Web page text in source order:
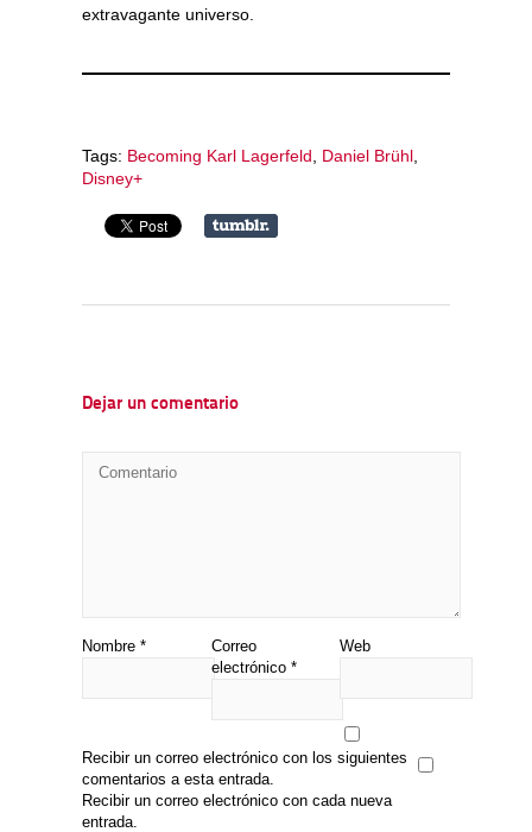
extravagante universo.
Tags: Becoming Karl Lagerfeld Daniel Brühl
Disney+
Dejar un comentario
Nombre *
Correo
electrónico *
Web
Recibir un correo electrónico con los siguientes
comentarios a esta entrada.
Recibir un correo electrónico con cada nueva
entrada.